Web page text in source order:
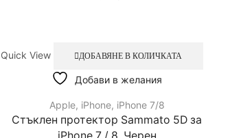
Quick View ДОБАВЯНЕ В КОЛИЧКАТА
Добави в желания
Apple, iPhone, iPhone 7/8
Стъклен протектор Sammato 5D за